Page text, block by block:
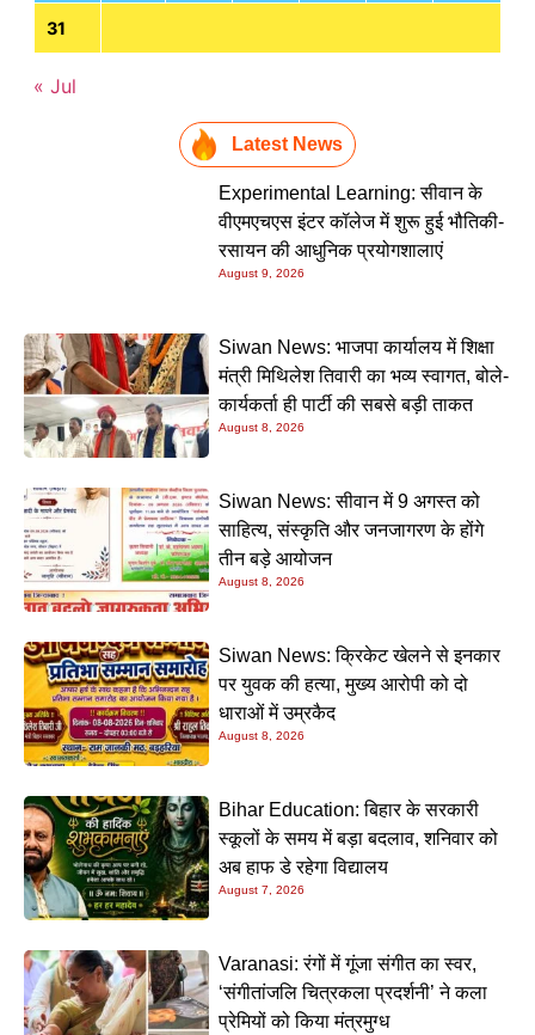
31
« Jul
Latest News
Experimental Learning: सीवान के
वीएमएचएस इंटर कॉलेज में शुरू हुई भौतिकी-
रसायन की आधुनिक प्रयोगशालाएं
August 9, 2026
Siwan News: भाजपा कार्यालय में शिक्षा
मंत्री मिथिलेश तिवारी का भव्य स्वागत, बोले-
कार्यकर्ता ही पार्टी की सबसे बड़ी ताकत
August 8, 2026
Siwan News: सीवान में 9 अगस्त को
साहित्य, संस्कृति और जनजागरण के होंगे
तीन बड़े आयोजन
August 8, 2026
Siwan News: क्रिकेट खेलने से इनकार
पर युवक की हत्या, मुख्य आरोपी को दो
धाराओं में उम्रकैद
August 8, 2026
Bihar Education: बिहार के सरकारी
स्कूलों के समय में बड़ा बदलाव, शनिवार को
अब हाफ डे रहेगा विद्यालय
August 7, 2026
Varanasi: रंगों में गूंजा संगीत का स्वर,
‘संगीतांजलि चित्रकला प्रदर्शनी’ ने कला
प्रेमियों को किया मंत्रमुग्ध